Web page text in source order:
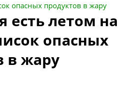
опасных продуктов в жару
есть летом на
опасных
в жару